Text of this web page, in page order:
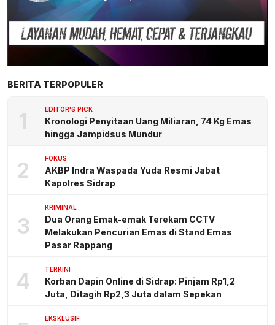
BERITA TERPOPULER
1 EDITOR'S PICK
Kronologi Penyitaan Uang Miliaran, 74 Kg Emas
hingga Jampidsus Mundur
2 FOKUS
AKBP Indra Waspada Yuda Resmi Jabat
Kapolres Sidrap
3
KRIMINAL
Dua Orang Emak-emak Terekam CCTV
Melakukan Pencurian Emas di Stand Emas
Pasar Rappang
4 TERKINI
Korban Dapin Online di Sidrap: Pinjam Rp1,2
Juta, Ditagih Rp2,3 Juta dalam Sepekan
EKSKLUSIF